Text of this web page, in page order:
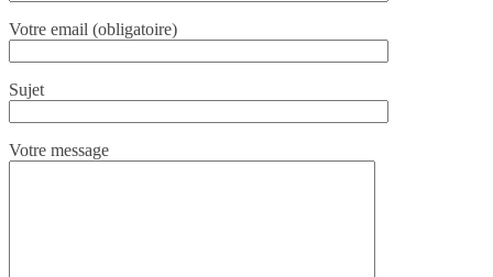
Votre email (obligatoire)
Sujet
Votre message